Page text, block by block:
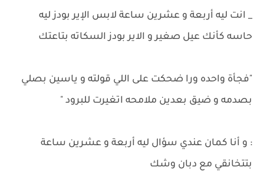
_ انت ليه أربعة و عشرين ساعة لابس الإير بودز ليه
حاسه كأنك عيل صغير و الاير بودز السكاته بتاعتك
"فجأة واحده ورا ضحكت على اللي قولته و ياسين بصلي
بصدمه و ضيق بعدين ملامحه اتغيرت للبرود "
: و أنا كمان عندي سؤال ليه أربعة و عشرين ساعة
بتتخانقي مع دبان وشك